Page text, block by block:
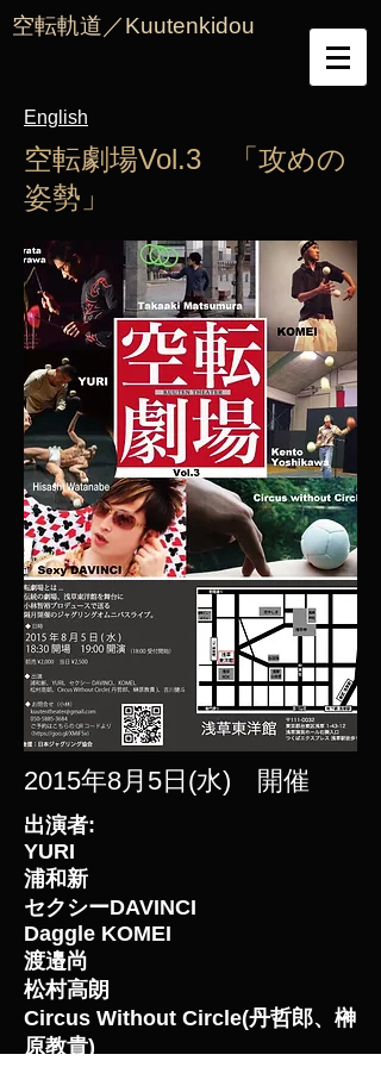
空転軌道／Kuutenkidou
English
​空転劇場Vol.3 「攻めの
姿勢」
2015年8月5日(水) 開催
出演者:
YURI
浦和新
セクシーDAVINCI
Daggle KOMEI
渡邉尚
松村高朗
Circus Without Circle(丹哲郎、榊
原教貴)